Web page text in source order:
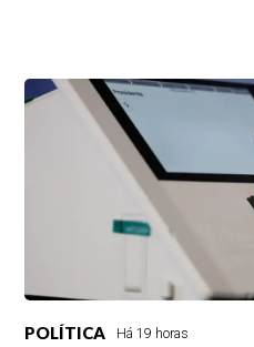
POLÍTICA Há 19 horas